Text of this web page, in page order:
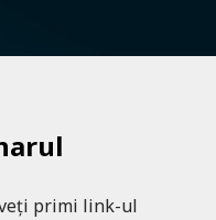
primi link-ul